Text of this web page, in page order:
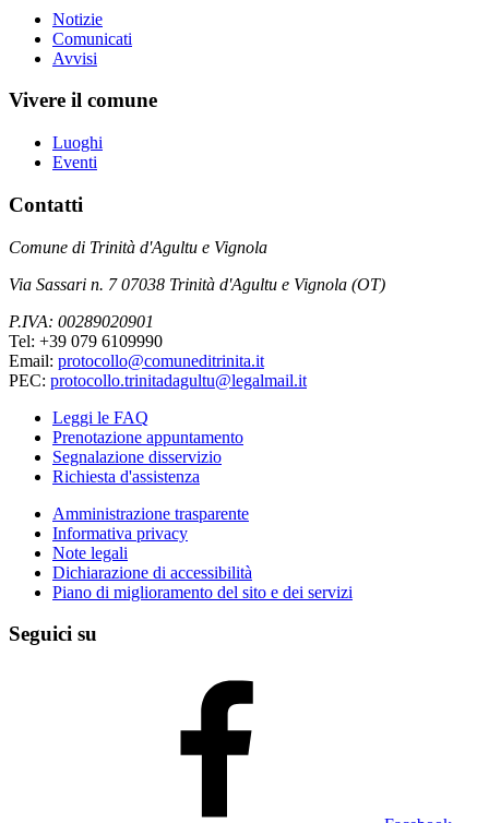
Notizie
Comunicati
Avvisi
Vivere il comune
Luoghi
Eventi
Contatti
Comune di Trinità d'Agultu e Vignola
Via Sassari n. 7 07038 Trinità d'Agultu e Vignola (OT)
P.IVA: 00289020901
Tel: +39 079 6109990
Email: protocollo@comuneditrinita.it
PEC: protocollo.trinitadagultu@legalmail.it
Leggi le FAQ
Prenotazione appuntamento
Segnalazione disservizio
Richiesta d'assistenza
Amministrazione trasparente
Informativa privacy
Note legali
Dichiarazione di accessibilità
Piano di miglioramento del sito e dei servizi
Seguici su